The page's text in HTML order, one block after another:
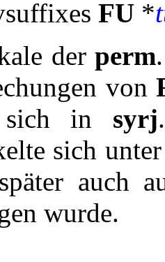
FU *
derperm
von
sich in syrj
sich
auch
wurde.